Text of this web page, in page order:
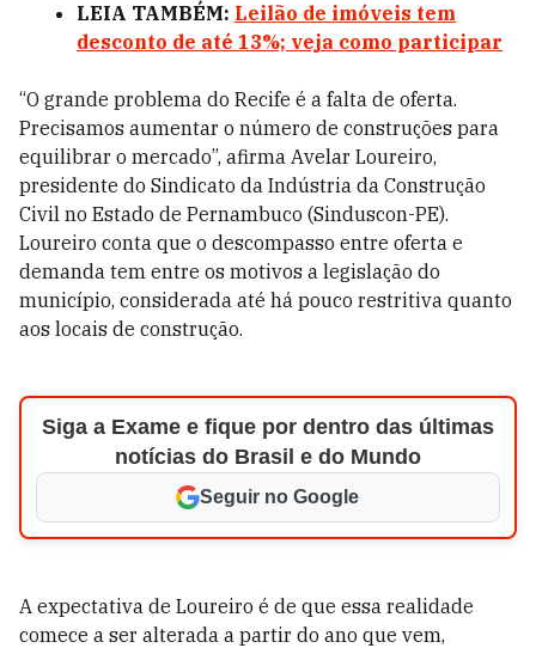
LEIA TAMBÉM: Leilão de imóveis tem
desconto de até 13%; veja como participar
“O grande problema do Recife é a falta de oferta.
Precisamos aumentar o número de construções para
equilibrar o mercado”, afirma Avelar Loureiro,
presidente do Sindicato da Indústria da Construção
Civil no Estado de Pernambuco (Sinduscon-PE).
Loureiro conta que o descompasso entre oferta e
demanda tem entre os motivos a legislação do
município, considerada até há pouco restritiva quanto
aos locais de construção.
Siga a Exame e fique por dentro das últimas
notícias do Brasil e do Mundo
Seguir no Google
A expectativa de Loureiro é de que essa realidade
comece a ser alterada a partir do ano que vem,